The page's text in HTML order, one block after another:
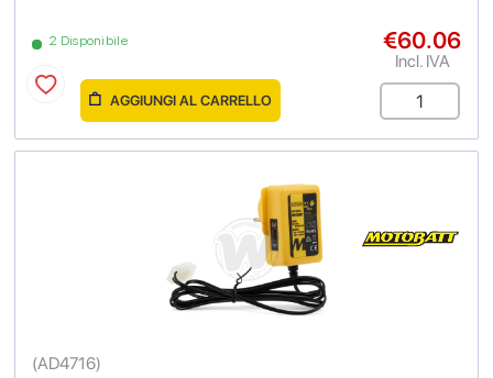
2 Disponibile €60.06
Incl. IVA
AGGIUNGI AL CARRELLO
(AD4716)